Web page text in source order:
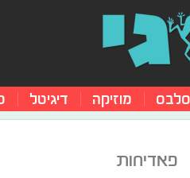
סלבס מוזיקה דיגיטל
פאדיחות